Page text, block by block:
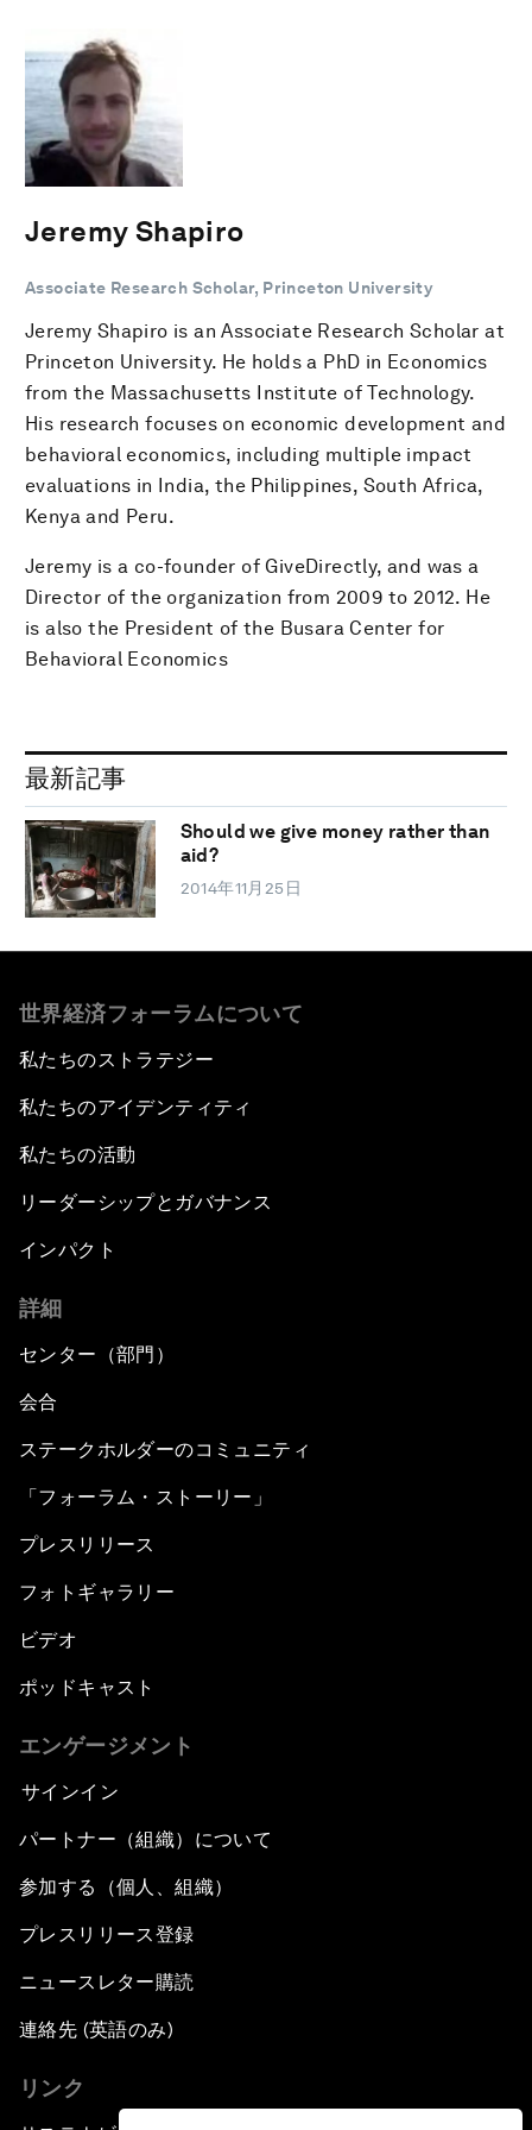
Jeremy Shapiro
Associate Research Scholar, Princeton University
Jeremy Shapiro is an Associate Research Scholar at
Princeton University. He holds a PhD in Economics
from the Massachusetts Institute of Technology.
His research focuses on economic development and
behavioral economics, including multiple impact
evaluations in India, the Philippines, South Africa,
Kenya and Peru.
Jeremy is a co-founder of GiveDirectly, and was a
Director of the organization from 2009 to 2012. He
is also the President of the Busara Center for
Behavioral Economics
最新記事
Should we give money rather than
aid?
2014年11月25日
世界経済フォーラムについて
私たちのストラテジー
私たちのアイデンティティ
私たちの活動
リーダーシップとガバナンス
インパクト
詳細
センター（部門）
会合
ステークホルダーのコミュニティ
「フォーラム・ストーリー」
プレスリリース
フォトギャラリー
ビデオ
ポッドキャスト
エンゲージメント
サインイン
パートナー（組織）について
参加する（個人、組織）
プレスリリース登録
ニュースレター購読
連絡先 (英語のみ)
リンク